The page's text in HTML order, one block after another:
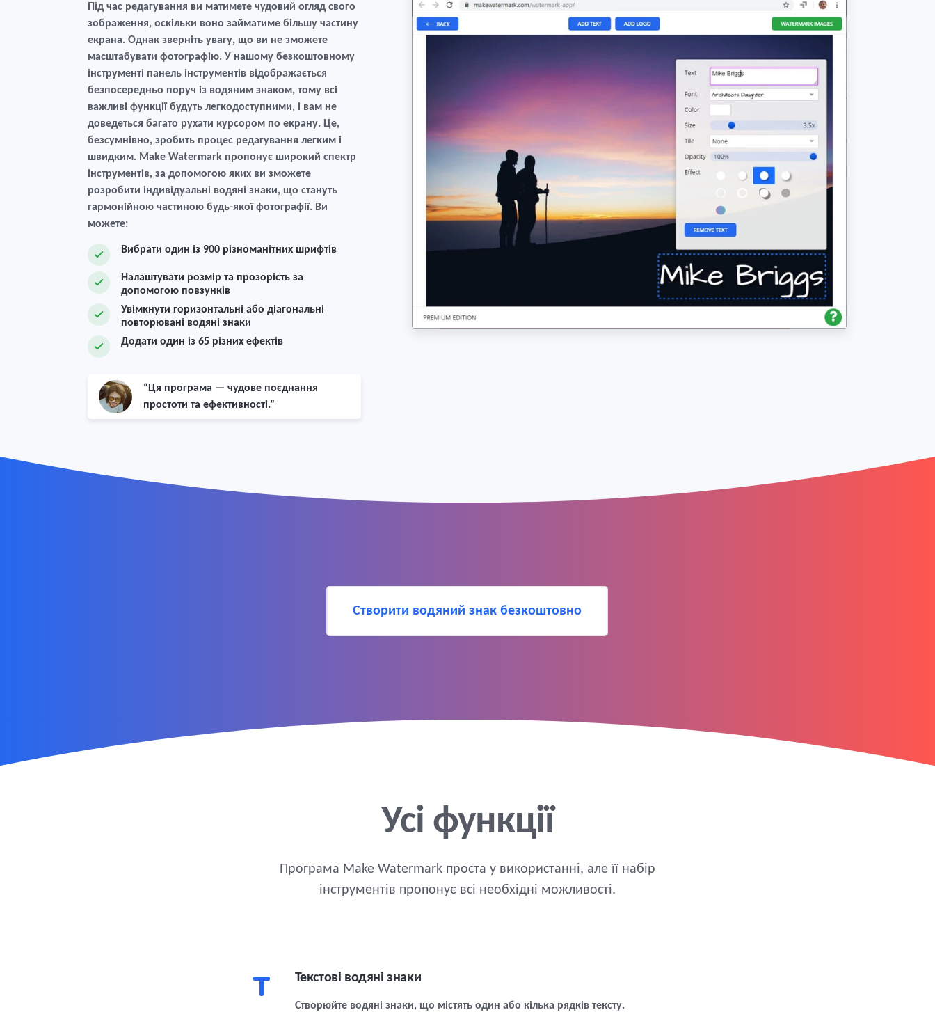
Під час редагування ви матимете чудовий огляд свого
зображення, оскільки воно займатиме більшу частину
екрана. Однак зверніть увагу, що ви не зможете
масштабувати фотографію. У нашому безкоштовному
інструменті панель інструментів відображається
безпосередньо поруч із водяним знаком, тому всі
важливі функції будуть легкодоступними, і вам не
доведеться багато рухати курсором по екрану. Це,
безсумнівно, зробить процес редагування легким і
швидким. Make Watermark пропонує широкий спектр
інструментів, за допомогою яких ви зможете
розробити індивідуальні водяні знаки, що стануть
гармонійною частиною будь-якої фотографії. Ви
можете:
Вибрати один із 900 різноманітних шрифтів
Налаштувати розмір та прозорість за
допомогою повзунків
Увімкнути горизонтальні або діагональні
повторювані водяні знаки
Додати один із 65 різних ефектів
“Ця програма — чудове поєднання
простоти та ефективності.”
Створити водяний знак безкоштовно
Усі функції
Програма Make Watermark проста у використанні, але її набір
інструментів пропонує всі необхідні можливості.
Текстові водяні знаки
Створюйте водяні знаки, що містять один або кілька рядків тексту.